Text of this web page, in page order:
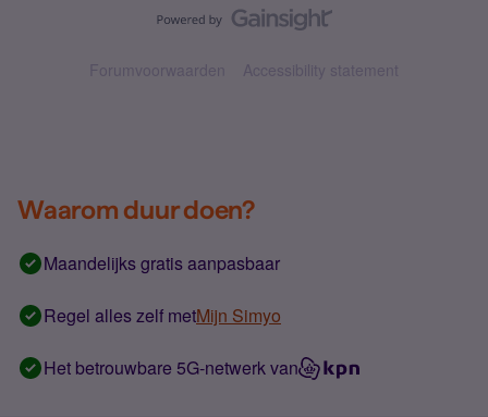
Forumvoorwaarden Accessibility statement
Waarom duur doen?
Maandelijks gratis aanpasbaar
Regel alles zelf metMijn Simyo
Het betrouwbare 5G-netwerk van